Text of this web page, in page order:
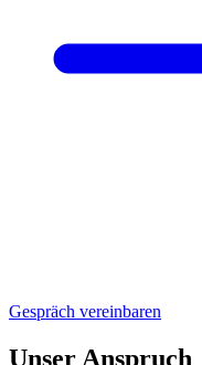
Gespräch vereinbaren
Unser Anspruch